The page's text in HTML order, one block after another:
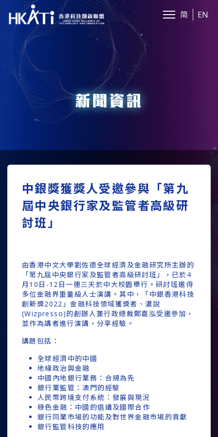
简 EN
新聞資訊
中銀獎獲獎人受邀參與「第九
屆中央銀行家及監管者高級研
討班」
由香港中文大學劉佐德全球經濟及金融研究所主辦的
「第九屆中央銀行家及監管者高級研討班」，已於4
月10日-12日一連三天於中大校園舉行。研討班邀得
多位金融界重量級人士演講。其中，「中銀香港科技
創新獎2022」金融科技領域獲獎者、濃說
(Wizpresso)的創辦人兼行政總裁鄭嘉泓受邀參加，
並作為講者進行演講，分享經驗。
講題包括：
全球經濟中的中國
地緣政治與金融
中國內地銀行業務：合規為先
銀行業監管：澳門的經驗
人民幣跨境支付系統：發展與現況
綠色金融：中國的倡議及國際合作
銀行同業市場的功能及對世界金融市場的貢獻
銀行監管科技的應用